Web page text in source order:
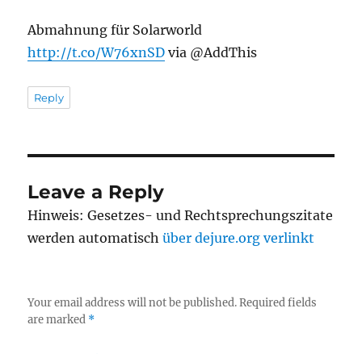
Abmahnung für Solarworld
http://t.co/W76xnSD via @AddThis
Reply
Leave a Reply
Hinweis: Gesetzes- und Rechtsprechungszitate
werden automatischüber dejure.org verlinkt
Your email address will not be published. Required fields
are marked *